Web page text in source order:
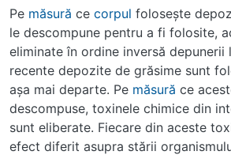
Pe măsură ce corpul foloseşte
le descompune pentru a fi folosite,
eliminate în ordine inversă depunerii
recente depozite de grăsime sunt
aşa mai departe. Pe măsură ce
descompuse, toxinele chimice din
sunt eliberate. Fiecare din aceste
efect diferit asupra stării